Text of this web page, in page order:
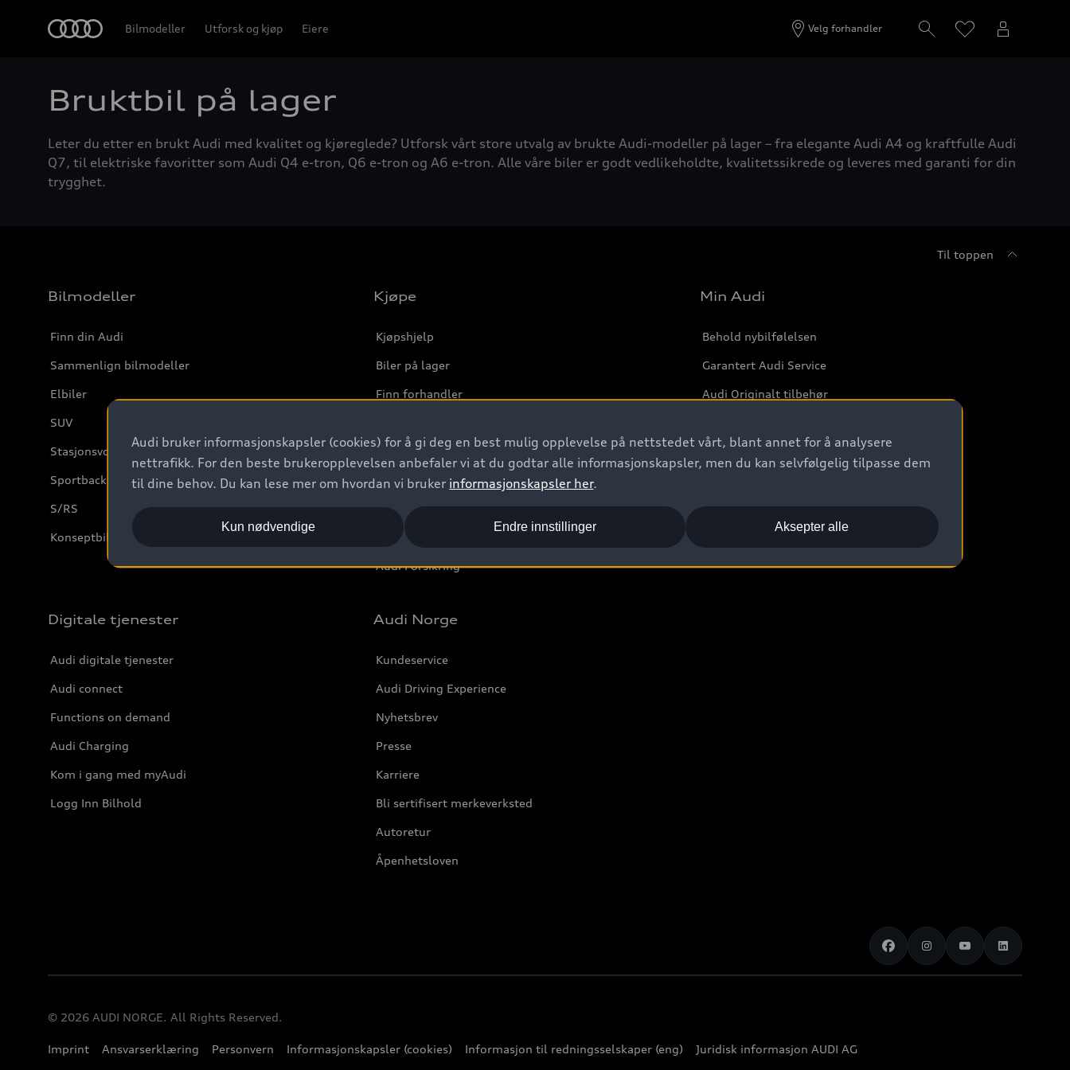
Bilmodeller Utforsk og kjøp Eiere Velg forhandler
Bruktbil på lager
Leter du etter en brukt Audi med kvalitet og kjøreglede? Utforsk vårt store utvalg av brukte Audi-modeller på lager – fra elegante Audi A4 og kraftfulle Audi
Q7, til elektriske favoritter som Audi Q4 e-tron, Q6 e-tron og A6 e-tron. Alle våre biler er godt vedlikeholdte, kvalitetssikrede og leveres med garanti for din
trygghet.
Til toppen
Bilmodeller
Finn din Audi
Sammenlign bilmodeller
Elbiler
SUV
Stasjonsvogn
Sportback
S/RS
Konseptbiler og prototyper
Kjøpe
Kjøpshjelp
Biler på lager
Finn forhandler
Kontakt forhandler
Prislister
Leasing
Bilgarantier
Audi Forsikring
Min Audi
Behold nybilfølelsen
Garantert Audi Service
Audi Originalt tilbehør
Digitale tjenester
Audi digitale tjenester
Audi connect
Functions on demand
Audi Charging
Kom i gang med myAudi
Logg Inn Bilhold
Audi Norge
Kundeservice
Audi Driving Experience
Nyhetsbrev
Presse
Karriere
Bli sertifisert merkeverksted
Autoretur
Åpenhetsloven
© 2026 AUDI NORGE. All Rights Reserved.
Imprint Ansvarserklæring Personvern Informasjonskapsler (cookies) Informasjon til redningsselskaper (eng) Juridisk informasjon AUDI AG
Audi bruker informasjonskapsler (cookies) for å gi deg en best mulig opplevelse på nettstedet vårt, blant annet for å analysere
nettrafikk. For den beste brukeropplevelsen anbefaler vi at du godtar alle informasjonskapsler, men du kan selvfølgelig tilpasse dem
til dine behov. Du kan lese mer om hvordan vi bruker informasjonskapsler her.
Aksepter alle
Kun nødvendige Endre innstillinger